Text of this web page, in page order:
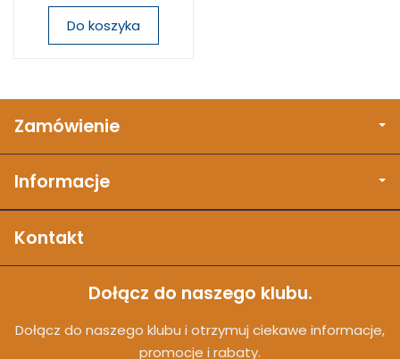
Do koszyka
Zamówienie
Informacje
Kontakt
Dołącz do naszego klubu.
Dołącz do naszego klubu i otrzymuj ciekawe informacje,
promocje i rabaty.